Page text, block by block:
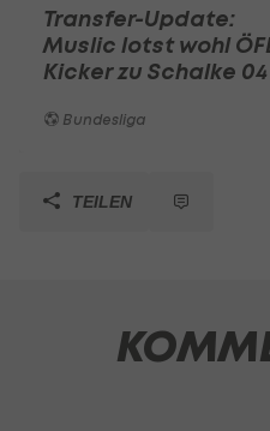
Transfer-Update:
Muslic lotst wohl
Kicker zu Schalke 04
Bundesliga
TEILEN